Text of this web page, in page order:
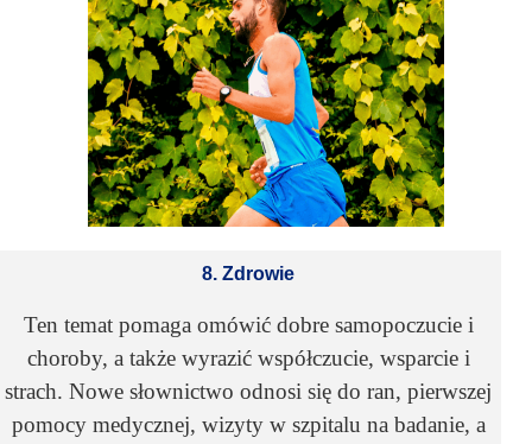
8. Zdrowie
Ten temat pomaga omówić dobre samopoczucie i
choroby, a także wyrazić współczucie, wsparcie i
strach. Nowe słownictwo odnosi się do ran, pierwszej
pomocy medycznej, wizyty w szpitalu na badanie, a